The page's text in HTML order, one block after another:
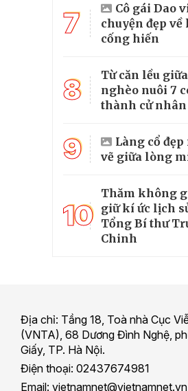
7
Cô gái Dao
chuyện đẹp
cống hiến
8
Từ căn lều
nghèo nuôi 7
thành cử nhân
9
Làng cổ
vẽ giữa lòng
10
Thăm không
giữ kí ức lịch
Tổng Bí thư
Chinh
Địa chỉ: Tầng 18, Toà nhà Cục
(VNTA), 68 Dương Đình Nghệ,
Giấy, TP. Hà Nội.
Điện thoại: 02437674981
Email: vietnamnet@vietnamnet.vn